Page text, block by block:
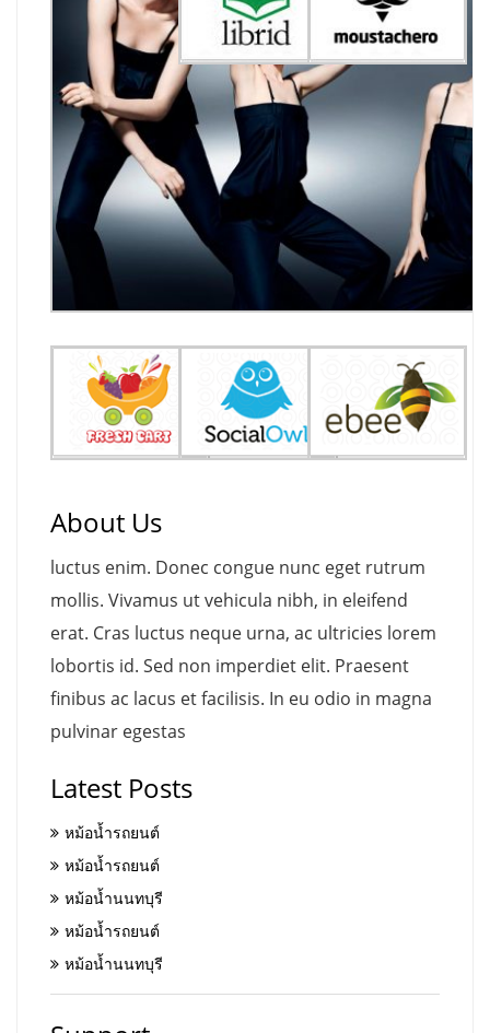
About Us
luctus enim. Donec congue nunc eget rutrum
mollis. Vivamus ut vehicula nibh, in eleifend
erat. Cras luctus neque urna, ac ultricies lorem
lobortis id. Sed non imperdiet elit. Praesent
finibus ac lacus et facilisis. In eu odio in magna
pulvinar egestas
Latest Posts
หม้อน้ำรถยนต์
หม้อน้ำรถยนต์
หม้อน้ำนนทบุรี
หม้อน้ำรถยนต์
หม้อน้ำนนทบุรี